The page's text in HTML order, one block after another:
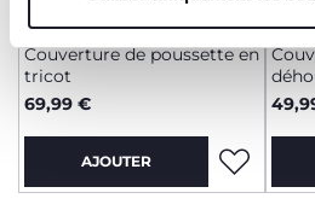
Couverture de poussette en
tricot
69,99 €
AJOUTER